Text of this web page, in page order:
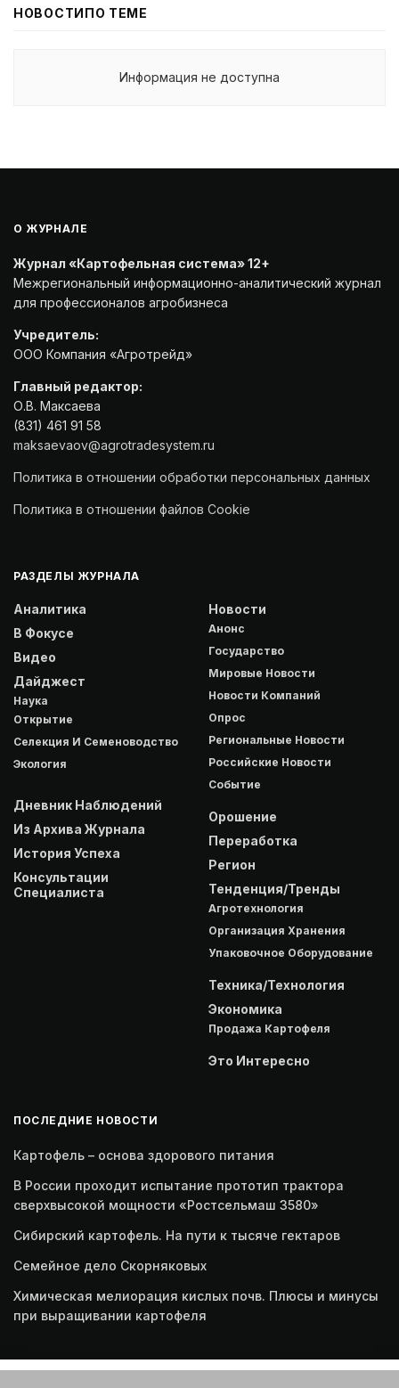
НОВОСТИПО ТЕМЕ
Информация не доступна
О ЖУРНАЛЕ
Журнал «Картофельная система» 12+
Межрегиональный информационно-аналитический журнал
для профессионалов агробизнеса
Учредитель:
ООО Компания «Агротрейд»
Главный редактор:
О.В. Максаева
(831) 461 91 58
maksaevaov@agrotradesystem.ru
Политика в отношении обработки персональных данных
Политика в отношении файлов Cookie
РАЗДЕЛЫ ЖУРНАЛА
Аналитика
В Фокусе
Видео
Дайджест
Наука
Открытие
Селекция И Семеноводство
Экология
Дневник Наблюдений
Из Архива Журнала
История Успеха
Консультации
Специалиста
Новости
Анонс
Государство
Мировые Новости
Новости Компаний
Опрос
Региональные Новости
Российские Новости
Событие
Орошение
Переработка
Регион
Тенденция/Тренды
Агротехнология
Организация Хранения
Упаковочное Оборудование
Техника/Технология
Экономика
Продажа Картофеля
Это Интересно
ПОСЛЕДНИЕ НОВОСТИ
Картофель – основа здорового питания
В России проходит испытание прототип трактора
сверхвысокой мощности «Ростсельмаш 3580»
Сибирский картофель. На пути к тысяче гектаров
Семейное дело Скорняковых
Химическая мелиорация кислых почв. Плюсы и минусы
при выращивании картофеля